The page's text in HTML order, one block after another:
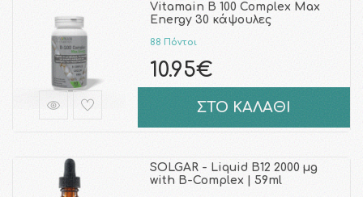
Vitamain B 100 Complex Max
Energy 30 κάψουλες
88 Πόντοι
10.95€
ΣΤΟ ΚΑΛΑΘΙ
SOLGAR - Liquid B12 2000 µg
with B-Complex | 59ml